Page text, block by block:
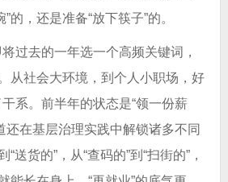
的，还是准备“放下筷子”的。
过去的一年选一个高频关键词，
从社会大环境，到个人小职场，好
系。前半年的状态是“领一份薪
还在基层治理实践中解锁诸多不同
“送货的”，从“查码的”到“扫街的”，